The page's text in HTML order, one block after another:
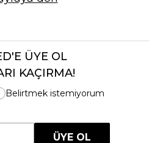
ÜYE OL
KAÇIRMA!
Belirtmek istemiyorum
ÜYE OL